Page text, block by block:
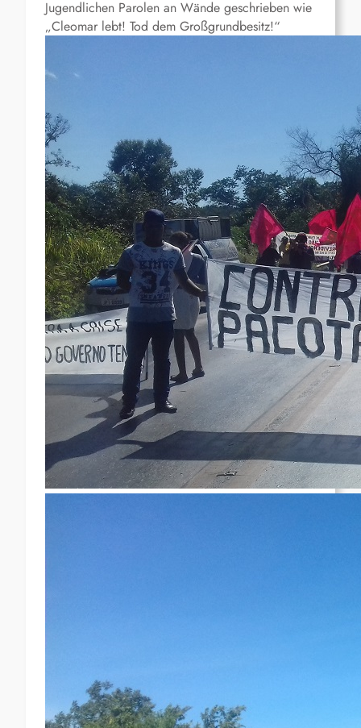
Jugendlichen Parolen an Wände geschrieben wie
„Cleomar lebt! Tod dem Großgrundbesitz!“